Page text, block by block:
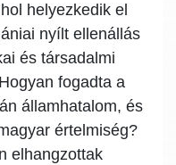
helyezkedik el
nyílt ellenállás
és társadalmi
fogadta a
államhatalom, és
értelmiség?
elhangzottak